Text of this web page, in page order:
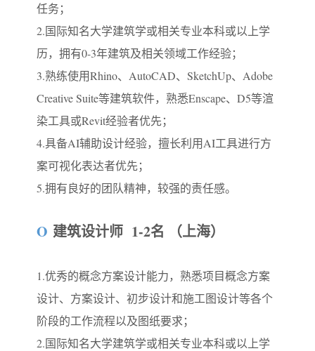
任务；
2.国际知名大学建筑学或相关专业本科或以上学
历，拥有0-3年建筑及相关领域工作经验；
3.熟练使用Rhino、AutoCAD、SketchUp、Adobe
Creative Suite等建筑软件，熟悉Enscape、D5等渲
染工具或Revit经验者优先；
4.具备AI辅助设计经验，擅长利用AI工具进行方
案可视化表达者优先；
5.拥有良好的团队精神，较强的责任感。
O 建筑设计师 1-2名 （上海）
1.优秀的概念方案设计能力，熟悉项目概念方案
设计、方案设计、初步设计和施工图设计等各个
阶段的工作流程以及图纸要求；
2.国际知名大学建筑学或相关专业本科或以上学